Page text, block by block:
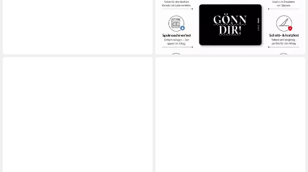
Resopal - Gönn Dir, Resopal
13,55 €
lieferbar - in 2-3 Werktagen bei dir